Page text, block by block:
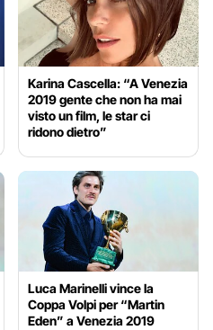
Karina Cascella: “A Venezia
2019 gente che non ha mai
visto un film, le star ci
ridono dietro”
Luca Marinelli vince la
Coppa Volpi per “Martin
Eden” a Venezia 2019